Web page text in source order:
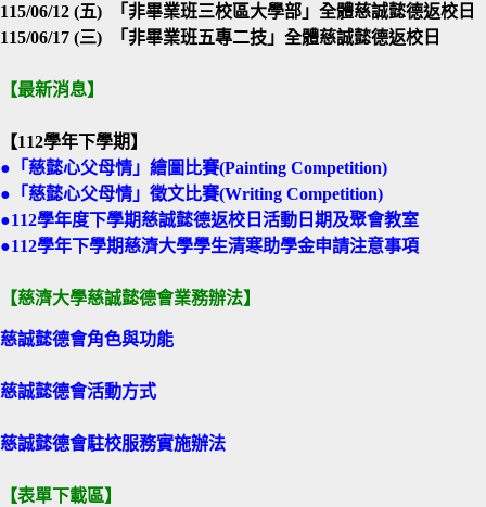
115/06/12 (五) 「非畢業班三校區大學部」全體慈誠懿德返校日
115/06/17 (三) 「非畢業班五專二技」全體慈誠懿德返校日
【最新消息】
【112學年下學期】
● 「慈懿心父母情」繪圖比賽(Painting Competition)
● 「慈懿心父母情」徵文比賽(Writing Competition)
●112學年度下學期慈誠懿德返校日活動日期及聚會教室
●112學年下學期慈濟大學學生清寒助學金申請注意事項
【慈濟大學慈誠懿德會業務辦法】
慈誠懿德會角色與功能
慈誠懿德會活動方式
慈誠懿德會駐校服務實施辦法
【表單下載區】